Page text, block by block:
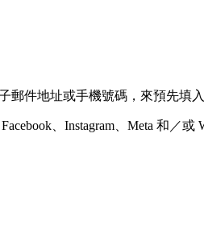
件地址或手機號碼，來預先填入
、Instagram、Meta 和／或